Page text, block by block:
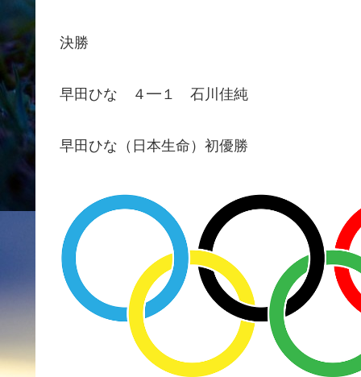
決勝
早田ひな ４━１ 石川佳純
早田ひな（日本生命）初優勝